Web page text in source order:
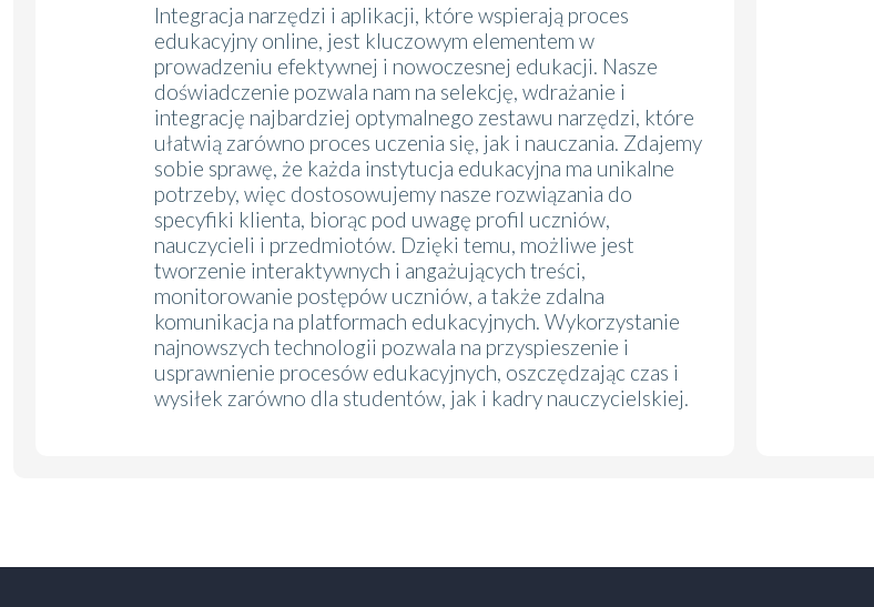
Integracja narzędzi i aplikacji, które wspierają proces
edukacyjny online, jest kluczowym elementem w
prowadzeniu efektywnej i nowoczesnej edukacji. Nasze
doświadczenie pozwala nam na selekcję, wdrażanie i
integrację najbardziej optymalnego zestawu narzędzi, które
ułatwią zarówno proces uczenia się, jak i nauczania. Zdajemy
sobie sprawę, że każda instytucja edukacyjna ma unikalne
potrzeby, więc dostosowujemy nasze rozwiązania do
specyfiki klienta, biorąc pod uwagę profil uczniów,
nauczycieli i przedmiotów. Dzięki temu, możliwe jest
tworzenie interaktywnych i angażujących treści,
monitorowanie postępów uczniów, a także zdalna
komunikacja na platformach edukacyjnych. Wykorzystanie
najnowszych technologii pozwala na przyspieszenie i
usprawnienie procesów edukacyjnych, oszczędzając czas i
wysiłek zarówno dla studentów, jak i kadry nauczycielskiej.